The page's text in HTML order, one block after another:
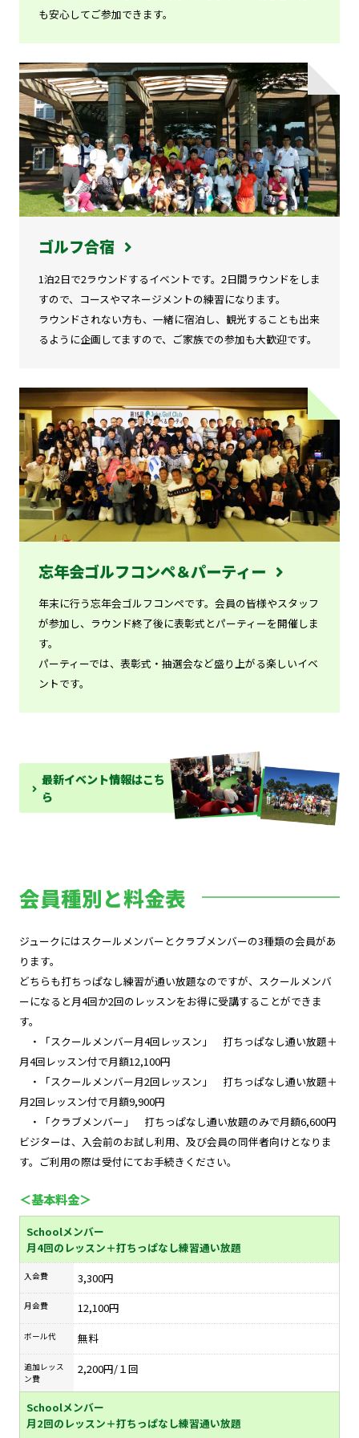
も安心してご参加できます。
ゴルフ合宿
1泊2日で2ラウンドするイベントです。2日間ラウンドをしま
すので、コースやマネージメントの練習になります。
ラウンドされない方も、一緒に宿泊し、観光することも出来
るように企画してますので、ご家族での参加も大歓迎です。
忘年会ゴルフコンペ＆パーティー
年末に行う忘年会ゴルフコンペです。会員の皆様やスタッフ
が参加し、ラウンド終了後に表彰式とパーティーを開催しま
す。
パーティーでは、表彰式・抽選会など盛り上がる楽しいイベ
ントです。
最新イベント情報はこち
ら
会員種別と料金表
ジュークにはスクールメンバーとクラブメンバーの3種類の会員があ
ります。
どちらも打ちっぱなし練習が通い放題なのですが、スクールメンバ
ーになると月4回か2回のレッスンをお得に受講することができま
す。
・「スクールメンバー月4回レッスン」 打ちっぱなし通い放題＋
月4回レッスン付で月額12,100円
・「スクールメンバー月2回レッスン」 打ちっぱなし通い放題＋
月2回レッスン付で月額9,900円
・「クラブメンバー」 打ちっぱなし通い放題のみで月額6,600円
ビジターは、入会前のお試し利用、及び会員の同伴者向けとなりま
す。ご利用の際は受付にてお手続きください。
＜基本料金＞
Schoolメンバー
月4回のレッスン＋打ちっぱなし練習通い放題
入会費 3,300円
月会費 12,100円
ボール代 無料
追加レッス
ン費
2,200円/１回
Schoolメンバー
月2回のレッスン＋打ちっぱなし練習通い放題